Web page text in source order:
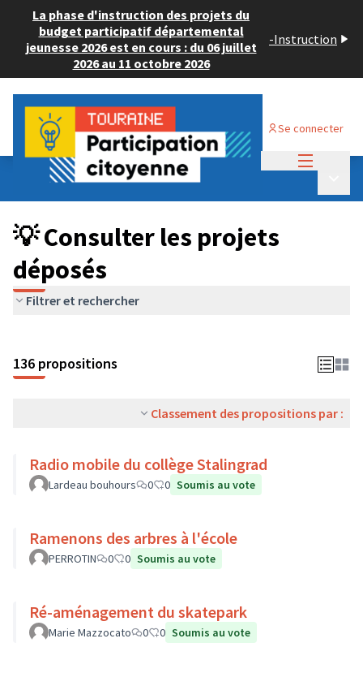
La phase d'instruction des projets du
budget participatif départemental
jeunesse 2026 est en cours : du 06 juillet
2026 au 11 octobre 2026
-Instruction
Se connecter
Budget Participatif JEUNESSE 2024
💡 Consulter les projets déposés
💡 Consulter les projets
déposés
Filtrer et rechercher
136 propositions
Classement des propositions par :
Radio mobile du collège Stalingrad
Lardeau bouhours 0 0 Soumis au vote
Ramenons des arbres à l'école
PERROTIN 0 0 Soumis au vote
Ré-aménagement du skatepark
Marie Mazzocato 0 0 Soumis au vote